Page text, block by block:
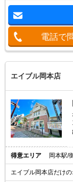
電話で
エイブル岡本店
得意エリア 岡本駅/
エイブル岡本店だけ